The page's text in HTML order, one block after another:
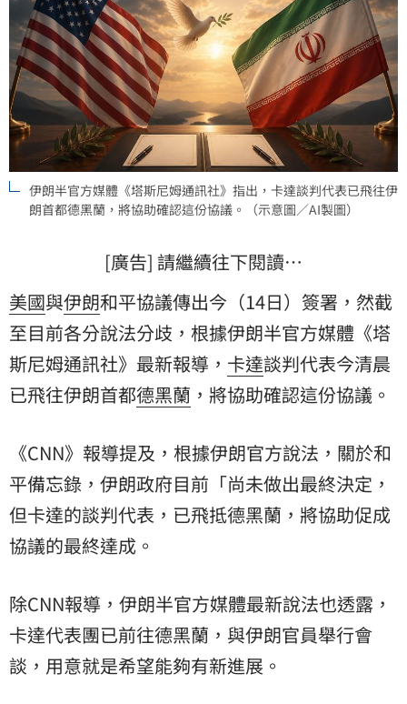
伊朗半官方媒體《塔斯尼姆通訊社》指出，卡達談判代表已飛往伊
朗首都德黑蘭，將協助確認這份協議。（示意圖／AI製圖）
[廣告] 請繼續往下閱讀…
美國與伊朗和平協議傳出今（14日）簽署，然截
至目前各分說法分歧，根據伊朗半官方媒體《塔
斯尼姆通訊社》最新報導， 卡達談判代表今清晨
已飛往伊朗首都德黑蘭 ，將協助確認這份協議。
《CNN》報導提及，根據伊朗官方說法，關於和
平備忘錄 ，伊朗政府目前「尚未做出最終決定，
但卡達的談判代表，已飛抵德黑蘭，將協助促成
協議的最終達成。
除CNN報導，伊朗半官方媒體最新說法也透露，
卡達代表團已前往德黑蘭，與伊朗官員舉行會
談，用意就是希望能夠有新進展。